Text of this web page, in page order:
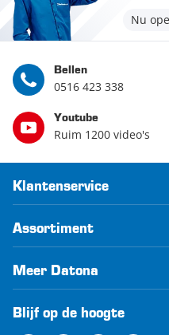
Nu
Bellen
0516 423 338
Youtube
Ruim 1200 video's
Klantenservice
Assortiment
Meer Datona
Blijf op de hoogte